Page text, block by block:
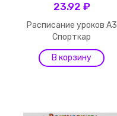
23.92 ₽
Расписание уроков А3
Спорткар